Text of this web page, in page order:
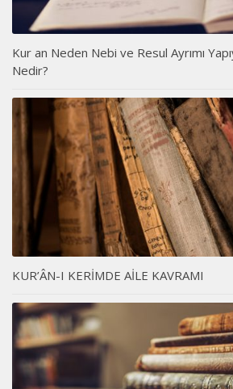
Kur an Neden Nebi ve Resul Ayrımı
Nedir?
KUR’ÂN-I KERİMDE AİLE KAVRAMI